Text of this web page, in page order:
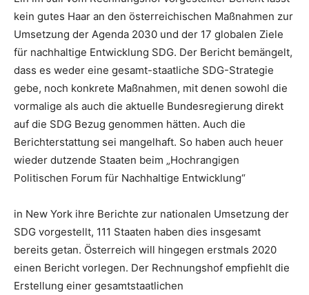
kein gutes Haar an den österreichischen Maßnahmen zur
Umsetzung der Agenda 2030 und der 17 globalen Ziele
für nachhaltige Entwicklung SDG. Der Bericht bemängelt,
dass es weder eine gesamt-staatliche SDG-Strategie
gebe, noch konkrete Maßnahmen, mit denen sowohl die
vormalige als auch die aktuelle Bundesregierung direkt
auf die SDG Bezug genommen hätten. Auch die
Berichterstattung sei mangelhaft. So haben auch heuer
wieder dutzende Staaten beim „Hochrangigen
Politischen Forum für Nachhaltige Entwicklung“
in New York ihre Berichte zur nationalen Umsetzung der
SDG vorgestellt, 111 Staaten haben dies insgesamt
bereits getan. Österreich will hingegen erstmals 2020
einen Bericht vorlegen. Der Rechnungshof empfiehlt die
Erstellung einer gesamtstaatlichen